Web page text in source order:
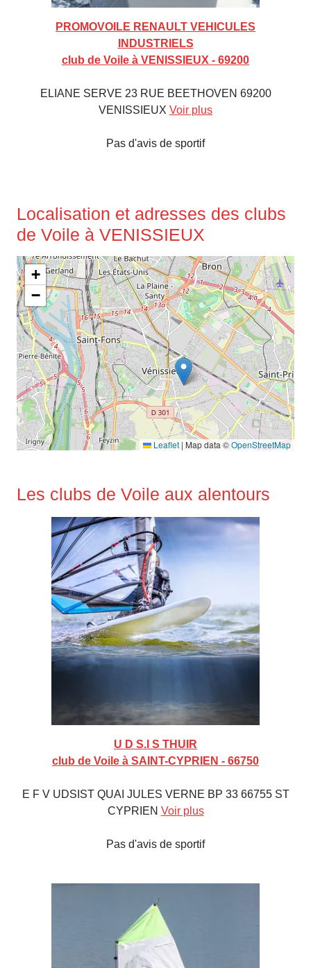
PROMOVOILE RENAULT VEHICULES
INDUSTRIELS
club de Voile à VENISSIEUX - 69200
ELIANE SERVE 23 RUE BEETHOVEN 69200
VENISSIEUX Voir plus
Pas d'avis de sportif
Localisation et adresses des clubs
de Voile à VENISSIEUX
+
−
Leaflet | Map data ©OpenStreetMap
Les clubs de Voile aux alentours
U D S.I S THUIR
club de Voile à SAINT-CYPRIEN - 66750
E F V UDSIST QUAI JULES VERNE BP 33 66755 ST
CYPRIEN Voir plus
Pas d'avis de sportif